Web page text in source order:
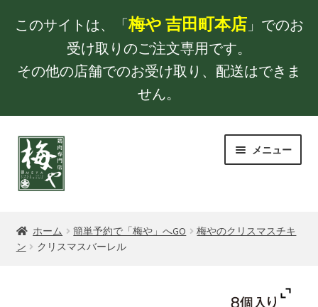
このサイトは、「梅や 吉田町本店」でのお
受け取りのご注文専用です。
その他の店舗でのお受け取り、配送はできま
せん。
ナ
ビ
ゲ
ー
ョ
ン
コ
ン
テ
ン
へ
ス
メニュー
梅やのクリスマスチキン
ホーム 簡単予約で「梅や」へGO
梅やのクリスマスチキ
ン
クリスマスバーレル